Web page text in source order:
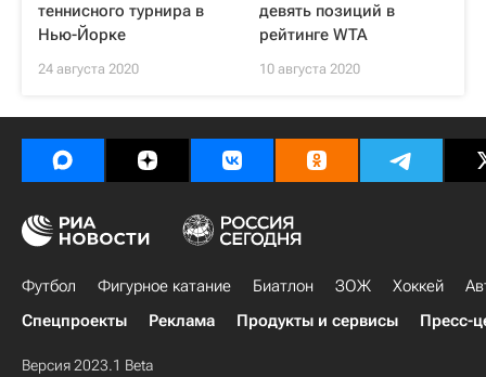
теннисного турнира в
Нью-Йорке
24 августа 2020
девять позиций в
рейтинге WTA
10 августа 2020
Футбол Фигурное катание Биатлон ЗОЖ Хоккей
Спецпроекты
Реклама Продукты и сервисы Пресс-
Версия 2023.1 Beta